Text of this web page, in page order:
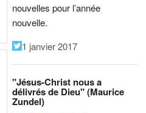
nouvelles pour l’année
nouvelle.
1 janvier 2017
"Jésus-Christ nous a
délivrés de Dieu" (Maurice
Zundel)